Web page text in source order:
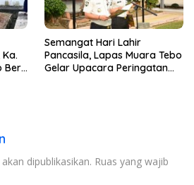
Beri
Semangat Hari Lahir
Pancasila, Lapas Muara Tebo
Gelar Upacara Peringatan
dipublikasikan. Ruas yang wajib